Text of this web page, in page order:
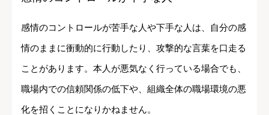
感情のコントロールが苦手な人や下手な人は、自分の感
情のままに衝動的に行動したり、攻撃的な言葉を口走る
ことがあります。本人が悪気なく行っている場合でも、
職場内での信頼関係の低下や、組織全体の職場環境の悪
化を招くことになりかねません。